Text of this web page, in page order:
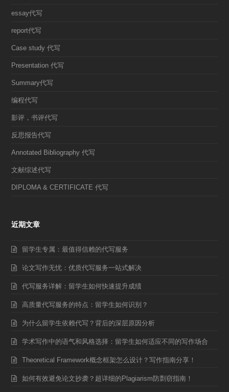
essay代写
report代写
Case study 代写
Presentation 代写
Summary代写
编程代写
影评，书评代写
反思报告代写
Annotated Bibliography 代写
文献综述代写
DIPLOMA & CERTIFICATE 代写
近期文章
留学生专属：最值得信赖的代写服务
论文写作无忧：优质代写服务一站式解决
代写服务详解：留学生如何快速提升成绩
高质量代写服务的特点：留学生如何识别？
为什么留学生依赖代写？背后的深层原因分析
学术写作中的语气和风格选择：留学生如何适应不同的写作场合
Theoretical Framework概念框架怎么设计？写作指南分享！
如何有效避免论文抄袭？超详细的Plagiarism防剽窃指南！